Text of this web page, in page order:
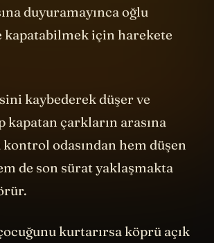
bir şeyi daha fark ediyor.
duyuramayınca oğlu
için harekete
kaybederek düşer ve
kapatan çarkların arasına
kontrol odasından hem düşen
de son sürat yaklaşmakta